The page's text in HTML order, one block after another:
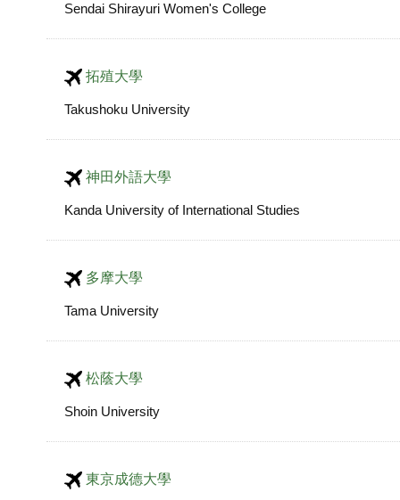
Sendai Shirayuri Women's College
拓殖大學
Takushoku University
神田外語大學
Kanda University of International Studies
多摩大學
Tama University
松蔭大學
Shoin University
東京成德大學